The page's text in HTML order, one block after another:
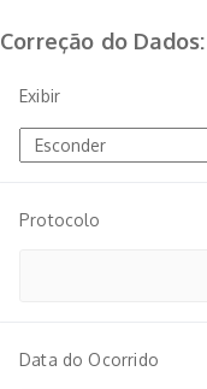
Correção do Dados:
Exibir
Protocolo
Data do Ocorrido